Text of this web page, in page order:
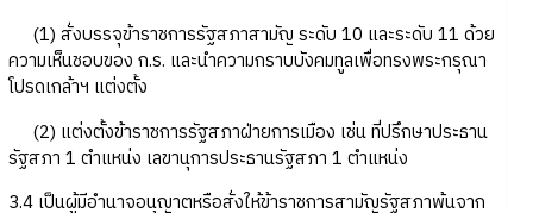
(1) สั่งบรรจุข้าราชการรัฐสภาสามัญ ระดับ 10 และระดับ 11 ด้วย
ความเห็นชอบของ ก.ร. และนำความกราบบังคมทูลเพื่อทรงพระกรุณา
โปรดเกล้าฯ แต่งตั้ง
(2) แต่งตั้งข้าราชการรัฐสภาฝ่ายการเมือง เช่น ที่ปรึกษาประธาน
รัฐสภา 1 ตำแหน่ง เลขานุการประธานรัฐสภา 1 ตำแหน่ง
3.4 เป็นผู้มีอำนาจอนุญาตหรือสั่งให้ข้าราชการสามัญรัฐสภาพ้นจาก